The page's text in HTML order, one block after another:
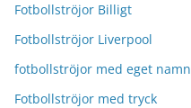
Fotbollströjor Billigt
Fotbollströjor Liverpool
fotbollströjor med eget namn
Fotbollströjor med tryck